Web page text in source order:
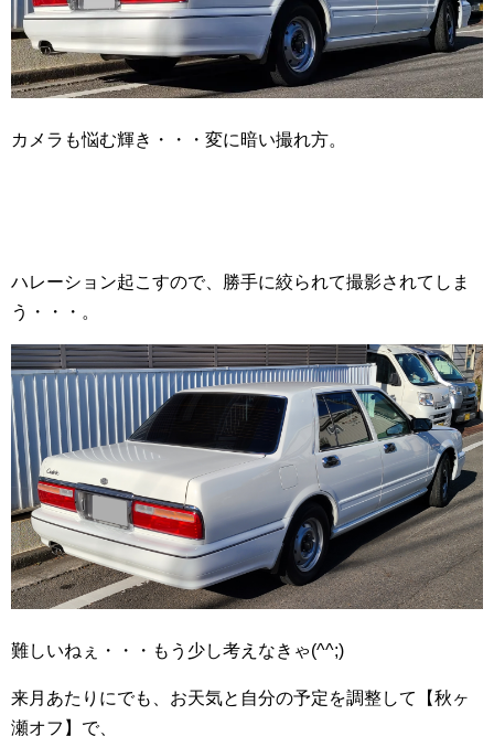
カメラも悩む輝き・・・変に暗い撮れ方。
ハレーション起こすので、勝手に絞られて撮影されてしま
う・・・。
難しいねぇ・・・もう少し考えなきゃ(^^;)
来月あたりにでも、お天気と自分の予定を調整して【秋ヶ
瀬オフ】で、